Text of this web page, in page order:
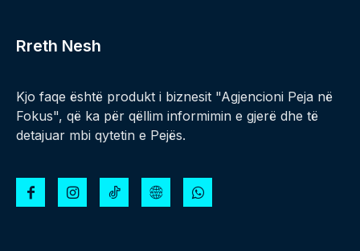
Rreth Nesh
Kjo faqe është produkt i biznesit "Agjencioni Peja në
Fokus", që ka për qëllim informimin e gjerë dhe të
detajuar mbi qytetin e Pejës.